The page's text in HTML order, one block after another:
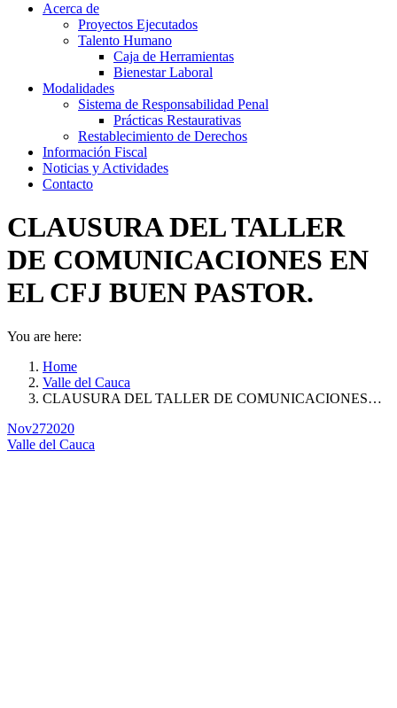
Acerca de
Proyectos Ejecutados
Talento Humano
Caja de Herramientas
Bienestar Laboral
Modalidades
Sistema de Responsabilidad Penal
Prácticas Restaurativas
Restablecimiento de Derechos
Información Fiscal
Noticias y Actividades
Contacto
CLAUSURA DEL TALLER
DE COMUNICACIONES EN
EL CFJ BUEN PASTOR.
You are here:
Home
Valle del Cauca
CLAUSURA DEL TALLER DE COMUNICACIONES…
Nov272020
Valle del Cauca